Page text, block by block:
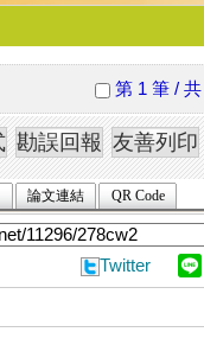
第 1 筆 /
論文連結 QR Code
Twitter